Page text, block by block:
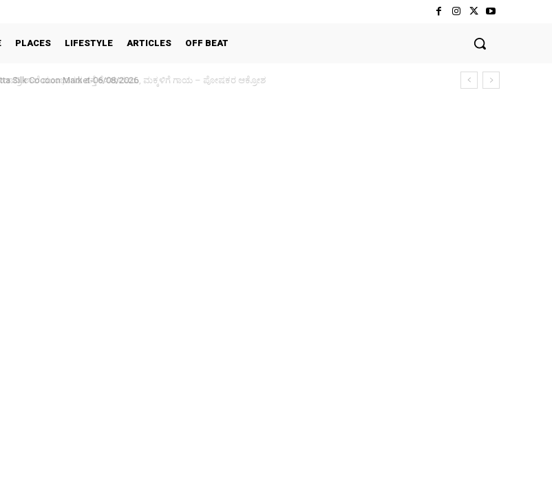
PLACES LIFESTYLE ARTICLES OFF BEAT
Silk Cocoon Market-06/08/2026